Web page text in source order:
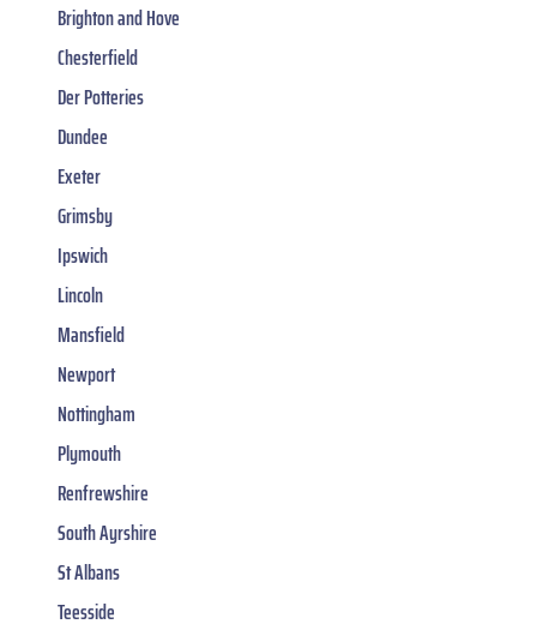
Brighton and Hove
Chesterfield
Der Potteries
Dundee
Exeter
Grimsby
Ipswich
Lincoln
Mansfield
Newport
Nottingham
Plymouth
Renfrewshire
South Ayrshire
St Albans
Teesside